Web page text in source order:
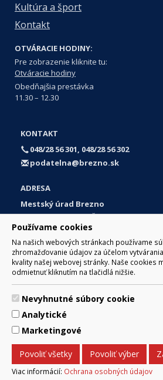
Používame cookies
Na našich webových stránkach používame
zhromažďovanie údajov za účelom
kvality našej webovej stránky. Naše cookies
odmietnuť kliknutím na tlačidlá nižšie.
Nevyhnutné súbory cookie
Analytické
Marketingové
Povoliť všetky Povoliť výber
Viac informácií: Ochrana osobných údajov
Kultúra a šport
Kontakt
OTVÁRACIE HODINY:
Pre zobrazenie kliknite tu:
Otváracie hodiny
Obedňajšia prestávka
11.30 – 12.30
KONTAKT
048/28 56 301, 048/28 56 302
podatelna@brezno.sk
ADRESA
Mestský úrad Brezno
Námestie gen. M. R. Štefánika 1
977 01 Brezno
Slovakia (Slovak Republic)
© 2017 Mesto Brezno, Námestie gen. M.
977 01 Tel.: 048/28 56 301, 048/
Za obsah zodpovedá Mesto Brezno.
Arrabella, s.r.o. , Pod Donátom 12/136
podpora@internetova-
Prehlásenie o prístupnosti